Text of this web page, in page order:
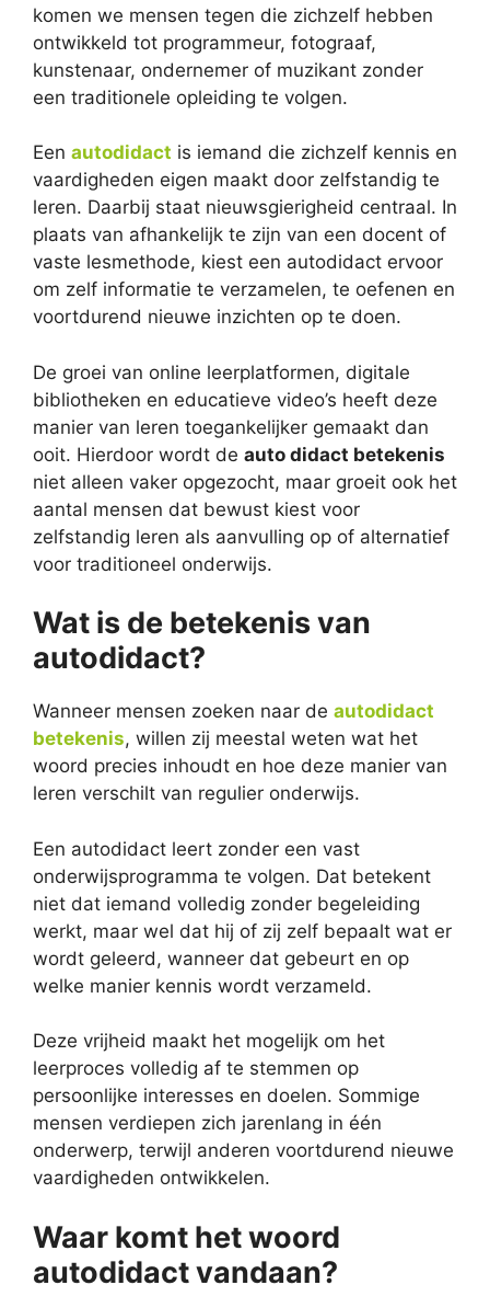
komen we mensen tegen die zichzelf hebben
ontwikkeld tot programmeur, fotograaf,
kunstenaar, ondernemer of muzikant zonder
een traditionele opleiding te volgen.
Een autodidact is iemand die zichzelf kennis en
vaardigheden eigen maakt door zelfstandig te
leren. Daarbij staat nieuwsgierigheid centraal. In
plaats van afhankelijk te zijn van een docent of
vaste lesmethode, kiest een autodidact ervoor
om zelf informatie te verzamelen, te oefenen en
voortdurend nieuwe inzichten op te doen.
De groei van online leerplatformen, digitale
bibliotheken en educatieve video’s heeft deze
manier van leren toegankelijker gemaakt dan
ooit. Hierdoor wordt de auto didact betekenis
niet alleen vaker opgezocht, maar groeit ook het
aantal mensen dat bewust kiest voor
zelfstandig leren als aanvulling op of alternatief
voor traditioneel onderwijs.
Wat is de betekenis van
autodidact?
Wanneer mensen zoeken naar de autodidact
betekenis, willen zij meestal weten wat het
woord precies inhoudt en hoe deze manier van
leren verschilt van regulier onderwijs.
Een autodidact leert zonder een vast
onderwijsprogramma te volgen. Dat betekent
niet dat iemand volledig zonder begeleiding
werkt, maar wel dat hij of zij zelf bepaalt wat er
wordt geleerd, wanneer dat gebeurt en op
welke manier kennis wordt verzameld.
Deze vrijheid maakt het mogelijk om het
leerproces volledig af te stemmen op
persoonlijke interesses en doelen. Sommige
mensen verdiepen zich jarenlang in één
onderwerp, terwijl anderen voortdurend nieuwe
vaardigheden ontwikkelen.
Waar komt het woord
autodidact vandaan?